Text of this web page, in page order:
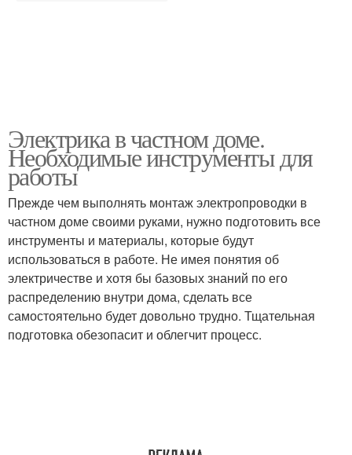
Электрика в частном доме.
Необходимые инструменты для
работы
Прежде чем выполнять монтаж электропроводки в
частном доме своими руками, нужно подготовить все
инструменты и материалы, которые будут
использоваться в работе. Не имея понятия об
электричестве и хотя бы базовых знаний по его
распределению внутри дома, сделать все
самостоятельно будет довольно трудно. Тщательная
подготовка обезопасит и облегчит процесс.